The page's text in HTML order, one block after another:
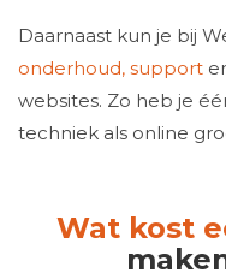
Daarnaast kun je bij
onderhoud, support
websites. Zo heb je
techniek als online
Wat kost